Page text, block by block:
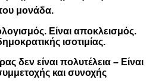
μονάδα.
Είναι αποκλεισμός.
ισοτιμίας.
δεν είναι πολυτέλεια – Είναι
και συνοχής